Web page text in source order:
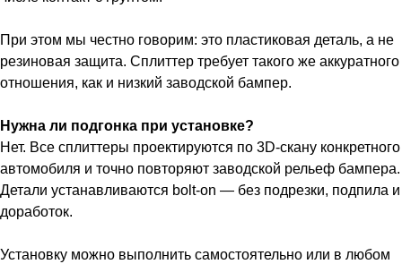
При этом мы честно говорим: это пластиковая деталь, а не
резиновая защита. Сплиттер требует такого же аккуратного
отношения, как и низкий заводской бампер.
Нужна ли подгонка при установке?
Нет. Все сплиттеры проектируются по 3D-скану конкретного
автомобиля и точно повторяют заводской рельеф бампера.
Детали устанавливаются bolt-on — без подрезки, подпила и
доработок.
Установку можно выполнить самостоятельно или в любом